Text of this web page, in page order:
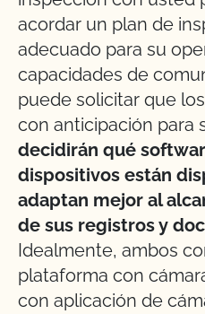
acordar un plan de
adecuado para su
capacidades de
puede solicitar que
con anticipación para
decidirán qué
dispositivos están
adaptan mejor al
de sus registros y
Idealmente, ambos
plataforma con
con aplicación de